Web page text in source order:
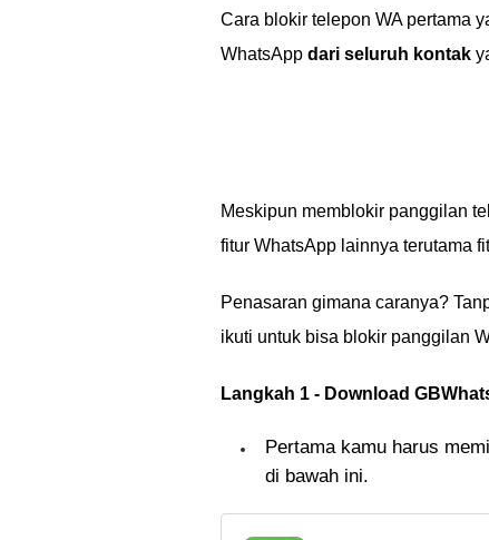
Cara blokir telepon WA pertama
WhatsApp dari seluruh kontak
Meskipun memblokir panggilan
fitur WhatsApp lainnya terutama
Penasaran gimana caranya?
ikuti untuk bisa blokir panggilan
Langkah 1 - Download
Pertama kamu harus
di bawah ini.